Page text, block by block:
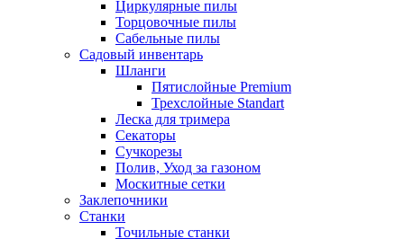
Циркулярные пилы
Торцовочные пилы
Сабельные пилы
Садовый инвентарь
Шланги
Пятислойные Premium
Трехслойные Standart
Леска для тримера
Секаторы
Сучкорезы
Полив, Уход за газоном
Москитные сетки
Заклепочники
Станки
Точильные станки